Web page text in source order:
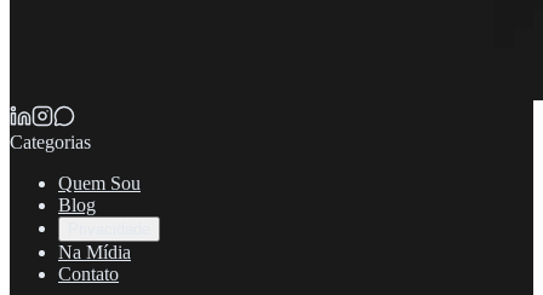
Categorias
Quem Sou
Blog
Na Mídia
Contato